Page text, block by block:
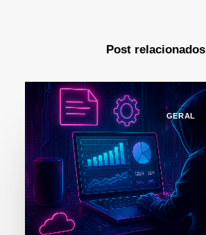
Post relacionados
GERAL